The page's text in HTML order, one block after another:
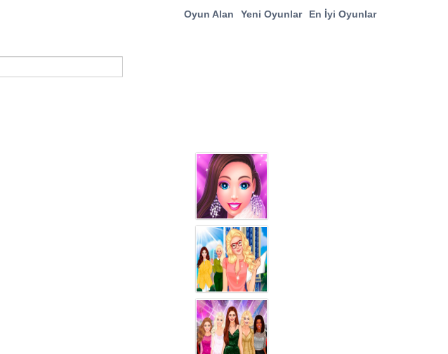
Oyun Alan Yeni Oyunlar En İyi Oyunlar